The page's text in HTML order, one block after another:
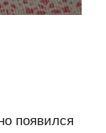
появился